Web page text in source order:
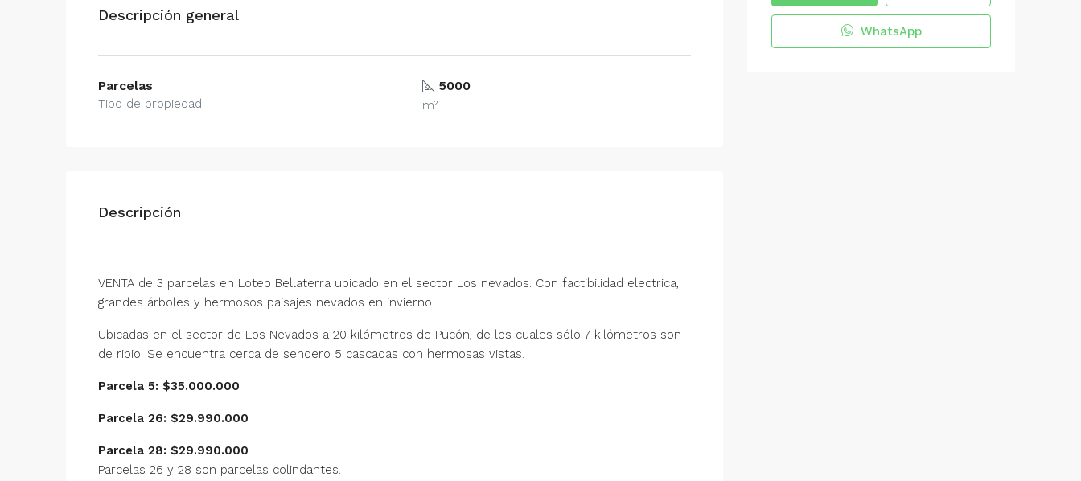
Descripción general
Parcelas
Tipo de propiedad
5000
m²
Descripción
VENTA de 3 parcelas en Loteo Bellaterra ubicado en el sector Los nevados. Con factibilidad electrica,
grandes árboles y hermosos paisajes nevados en invierno.
Ubicadas en el sector de Los Nevados a 20 kilómetros de Pucón, de los cuales sólo 7 kilómetros son
de ripio. Se encuentra cerca de sendero 5 cascadas con hermosas vistas.
Parcela 5: $35.000.000
Parcela 26: $29.990.000
Parcela 28: $29.990.000
Parcelas 26 y 28 son parcelas colindantes.
WhatsApp